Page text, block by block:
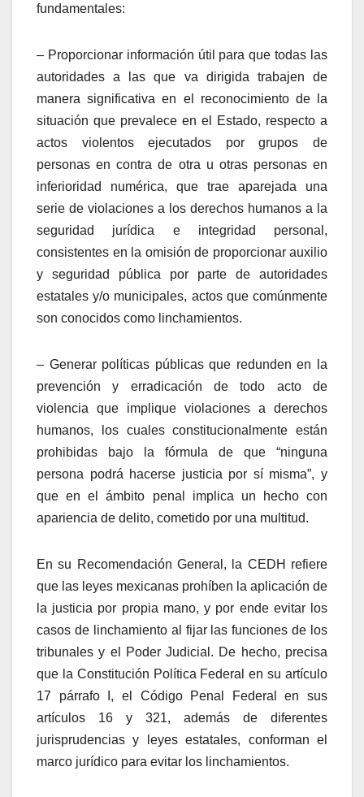
fundamentales:
– Proporcionar información útil para que todas las
autoridades a las que va dirigida trabajen de
manera significativa en el reconocimiento de la
situación que prevalece en el Estado, respecto a
actos violentos ejecutados por grupos de
personas en contra de otra u otras personas en
inferioridad numérica, que trae aparejada una
serie de violaciones a los derechos humanos a la
seguridad jurídica e integridad personal,
consistentes en la omisión de proporcionar auxilio
y seguridad pública por parte de autoridades
estatales y/o municipales, actos que comúnmente
son conocidos como linchamientos.
– Generar políticas públicas que redunden en la
prevención y erradicación de todo acto de
violencia que implique violaciones a derechos
humanos, los cuales constitucionalmente están
prohibidas bajo la fórmula de
que “ninguna
persona podrá hacerse justicia por sí misma”, y
que en el ámbito penal implica un hecho con
apariencia de delito, cometido por una multitud.
En su Recomendación General, la CEDH refiere
que las leyes mexicanas prohíben la aplicación de
la justicia por propia mano, y por ende evitar los
casos de linchamiento al fijar las funciones de los
tribunales y el Poder Judicial. De hecho, precisa
que la Constitución Política Federal en su artículo
17 párrafo I, el Código Penal Federal en sus
artículos 16 y 321, además de diferentes
jurisprudencias y leyes estatales, conforman el
marco jurídico para evitar los linchamientos.